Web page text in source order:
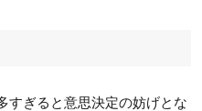
すぎると意思決定の妨げとな